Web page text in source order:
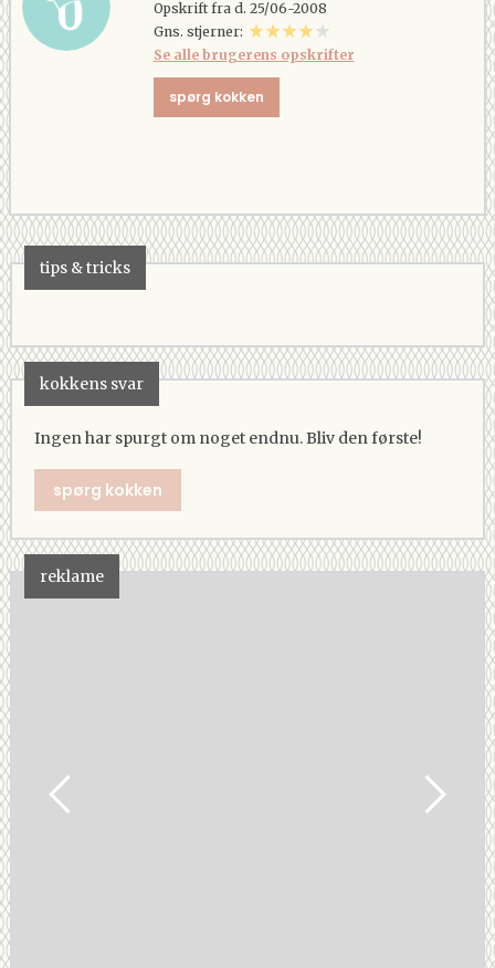
Opskrift fra d. 25/06-2008
Gns. stjerner:
Se alle brugerens opskrifter
spørg kokken
tips & tricks
kokkens svar
Ingen har spurgt om noget endnu. Bliv den første!
spørg kokken
reklame